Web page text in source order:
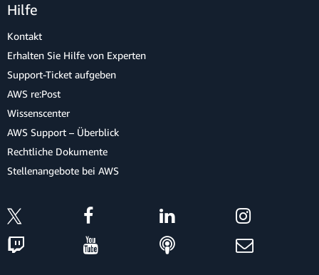
Hilfe
Kontakt
Erhalten Sie Hilfe von Experten
Support-Ticket aufgeben
AWS re:Post
Wissenscenter
AWS Support – Überblick
Rechtliche Dokumente
Stellenangebote bei AWS